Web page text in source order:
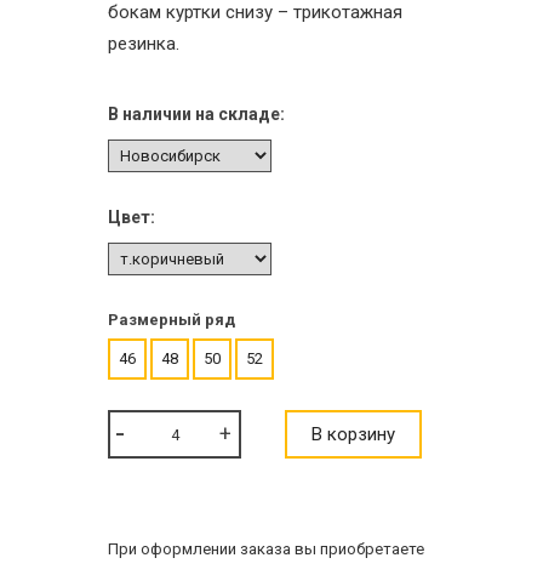
бокам куртки снизу – трикотажная
резинка.
В наличии на складе:
Цвет:
Размерный ряд
46 48 50 52
В корзину
При оформлении заказа вы приобретаете